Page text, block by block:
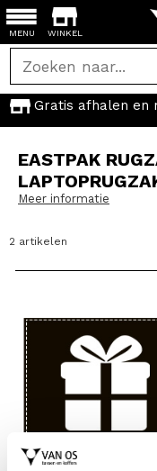
WINKEL
Gratis afhalen en
MENU
EASTPAK
Meer informatie
2 artikelen